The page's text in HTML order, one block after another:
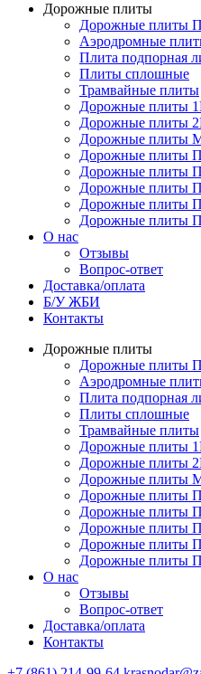
Дорожные плиты
Дорожные плиты
Аэродромные
Плита подпорная
Плиты сплошные
Трамвайные плиты
Дорожные плиты
Дорожные плиты
Дорожные плиты
Дорожные плиты
Дорожные плиты
Дорожные плиты
Дорожные плиты
Дорожные плиты
О нас
Отзывы
Вопрос-ответ
Доставка/оплата
Б/У ЖБИ
Контакты
Дорожные плиты
Дорожные плиты
Аэродромные
Плита подпорная
Плиты сплошные
Трамвайные плиты
Дорожные плиты
Дорожные плиты
Дорожные плиты
Дорожные плиты
Дорожные плиты
Дорожные плиты
Дорожные плиты
Дорожные плиты
О нас
Отзывы
Вопрос-ответ
Доставка/оплата
Контакты